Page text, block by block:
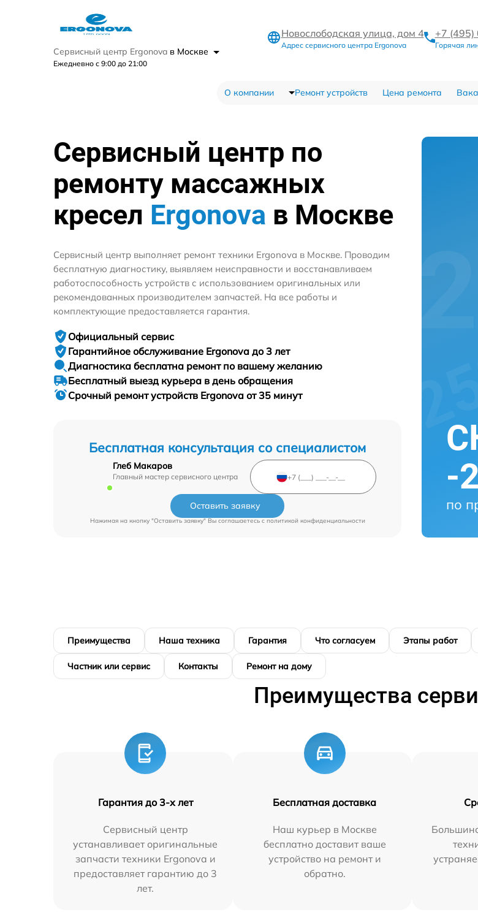
Сервисный центр Ergonova в Москве
Ежедневно с 9:00 до 21:00
Новослободская улица, дом 4
Адрес сервисного центра Ergonova
+7
Горячая
О компании Ремонт устройств Цена ремонта
Сервисный центр по
ремонту массажных
кресел Ergonova в Москве
Бесплатная консультация со специалистом
Глеб Макаров
Главный мастер сервисного центра
Оставить заявку
Нажимая на кнопку "Оставить заявку" Вы соглашаетесь cполитикой конфиденциальности
Сервисный центр выполняет ремонт техники Ergonova в Москве. Проводим
бесплатную диагностику, выявляем неисправности и восстанавливаем
работоспособность устройств с использованием оригинальных или
рекомендованных производителем запчастей. На все работы и
комплектующие предоставляется гарантия.
Официальный сервис
Гарантийное обслуживание Ergonova до 3 лет
Диагностика бесплатна ремонт по вашему желанию
Бесплатный выезд курьера в день обращения
Срочный ремонтустройств Ergonova от 35 минут
-
по
Преимущества Наша техника Гарантия Что согласуем Этапы работ
Частник или сервис Контакты Ремонт на дому
Преимущества
Гарантия до 3-х лет
Сервисный центр
устанавливает оригинальные
запчасти техники Ergonova и
предоставляет гарантию до 3
лет.
Бесплатная доставка
Наш курьер в Москве
бесплатно доставит ваше
устройство на ремонт и
обратно.